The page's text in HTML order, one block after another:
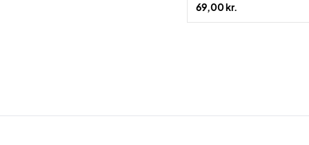
69,00 kr.